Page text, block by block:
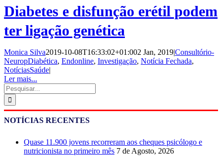
Diabetes e disfunção erétil podem
ter ligação genética
Monica Silva2019-10-08T16:33:02+01:002 Jan, 2019|Consultório-
NeuropDiabética, Endonline, Investigação, Notícia Fechada,
NotíciasSaúde|
Ler mais...
Pesquisar
NOTÍCIAS RECENTES
Quase 11.900 jovens recorreram aos cheques psicólogo e
nutricionista no primeiro mês 7 de Agosto, 2026